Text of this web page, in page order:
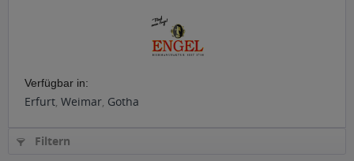
Verfügbar in:
Erfurt, Weimar, Gotha
Filtern